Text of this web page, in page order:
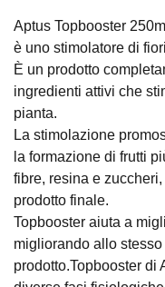
Aptus Topbooster
è uno stimolatore di
È un prodotto
ingredienti attivi che
pianta.
La stimolazione
la formazione di frutti
fibre, resina e
prodotto finale.
Topbooster aiuta a
migliorando allo stesso
prodotto.Topbooster di